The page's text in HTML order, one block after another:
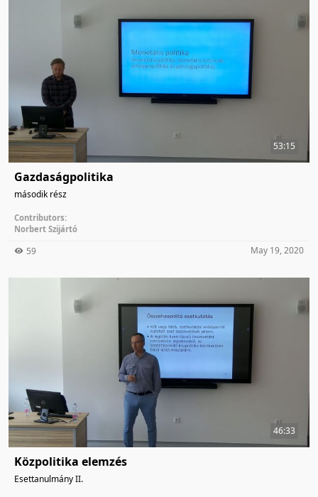
53:15
Gazdaságpolitika
második rész
Contributors:
Norbert Szijártó
59 May 19, 2020
46:33
Közpolitika elemzés
Esettanulmány II.